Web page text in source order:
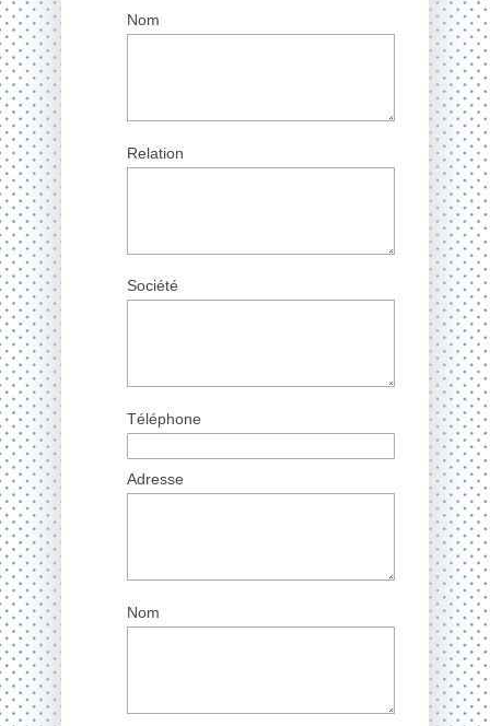
Nom
Relation
Société
Téléphone
Adresse
Nom